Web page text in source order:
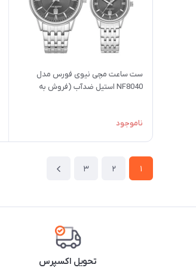
ست ساعت مچی نیوی فورس مدل
NF8040 استیل ضدآب (فروش به
ناموجود
1
2
3
تحویل اکسپرس